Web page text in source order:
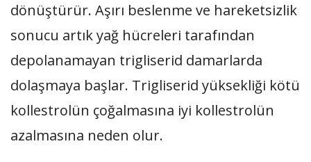
dönüştürür. Aşırı beslenme ve hareketsizlik
sonucu artık yağ hücreleri tarafından
depolanamayan trigliserid damarlarda
dolaşmaya başlar. Trigliserid yüksekliği kötü
kollestrolün çoğalmasına iyi kollestrolün
azalmasına neden olur.